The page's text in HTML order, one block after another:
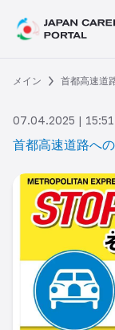
メイン 首都高速道
07.04.2025 | 15:51
首都高速道路へ